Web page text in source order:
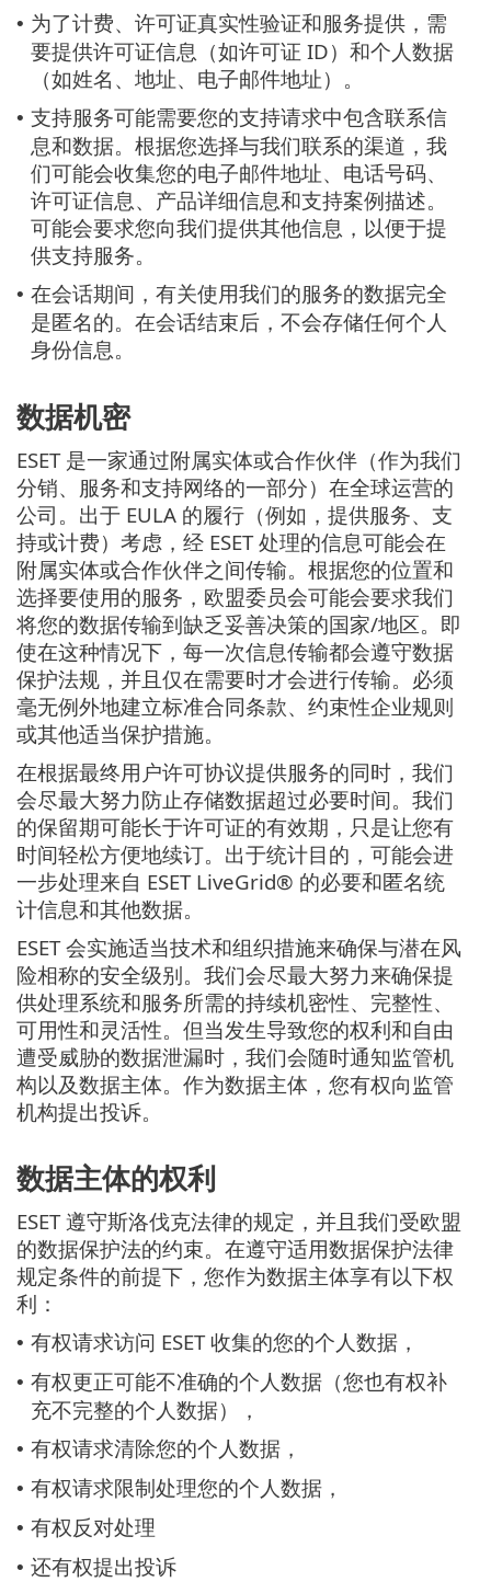
• 为了计费、许可证真实性验证和服务提供，需
要提供许可证信息（如许可证 ID）和个人数据
（如姓名、地址、电子邮件地址）。
• 支持服务可能需要您的支持请求中包含联系信
息和数据。根据您选择与我们联系的渠道，我
们可能会收集您的电子邮件地址、电话号码、
许可证信息、产品详细信息和支持案例描述。
可能会要求您向我们提供其他信息，以便于提
供支持服务。
• 在会话期间，有关使用我们的服务的数据完全
是匿名的。在会话结束后，不会存储任何个人
身份信息。
数据机密
ESET 是一家通过附属实体或合作伙伴（作为我们
分销、服务和支持网络的一部分）在全球运营的
公司。出于 EULA 的履行（例如，提供服务、支
持或计费）考虑，经 ESET 处理的信息可能会在
附属实体或合作伙伴之间传输。根据您的位置和
选择要使用的服务，欧盟委员会可能会要求我们
将您的数据传输到缺乏妥善决策的国家/地区。即
使在这种情况下，每一次信息传输都会遵守数据
保护法规，并且仅在需要时才会进行传输。必须
毫无例外地建立标准合同条款、约束性企业规则
或其他适当保护措施。
在根据最终用户许可协议提供服务的同时，我们
会尽最大努力防止存储数据超过必要时间。我们
的保留期可能长于许可证的有效期，只是让您有
时间轻松方便地续订。出于统计目的，可能会进
一步处理来自 ESET LiveGrid® 的必要和匿名统
计信息和其他数据。
ESET 会实施适当技术和组织措施来确保与潜在风
险相称的安全级别。我们会尽最大努力来确保提
供处理系统和服务所需的持续机密性、完整性、
可用性和灵活性。但当发生导致您的权利和自由
遭受威胁的数据泄漏时，我们会随时通知监管机
构以及数据主体。作为数据主体，您有权向监管
机构提出投诉。
数据主体的权利
ESET 遵守斯洛伐克法律的规定，并且我们受欧盟
的数据保护法的约束。在遵守适用数据保护法律
规定条件的前提下，您作为数据主体享有以下权
利：
• 有权请求访问 ESET 收集的您的个人数据，
• 有权更正可能不准确的个人数据（您也有权补
充不完整的个人数据），
• 有权请求清除您的个人数据，
• 有权请求限制处理您的个人数据，
• 有权反对处理
• 还有权提出投诉